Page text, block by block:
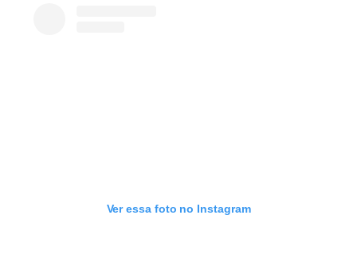
Ver essa foto no Instagram